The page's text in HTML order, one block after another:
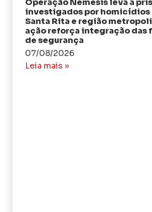
Operação Nêmesis leva à
investigados por homicídios
Santa Rita e região
ação reforça integração das
de segurança
07/08/2026
Leia mais »